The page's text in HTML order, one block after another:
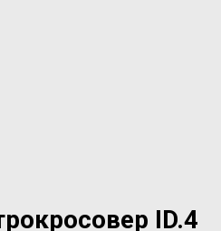
ID.4